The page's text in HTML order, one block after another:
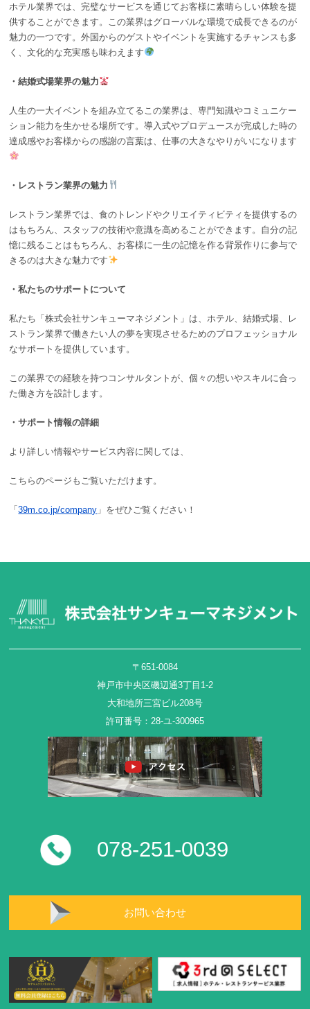
ホテル業界では、完璧なサービスを通じてお客様に素晴らしい体験を提
供することができます。この業界はグローバルな環境で成長できるのが
魅力の一つです。外国からのゲストやイベントを実施するチャンスも多
く、文化的な充実感も味わえます
・結婚式場業界の魅力
人生の一大イベントを組み立てるこの業界は、専門知識やコミュニケー
ション能力を生かせる場所です。導入式やプロデュースが完成した時の
達成感やお客様からの感謝の言葉は、仕事の大きなやりがいになります
・レストラン業界の魅力
レストラン業界では、食のトレンドやクリエイティビティを提供するの
はもちろん、スタッフの技術や意識を高めることができます。自分の記
憶に残ることはもちろん、お客様に一生の記憶を作る背景作りに参与で
きるのは大きな魅力です
・私たちのサポートについて
私たち「株式会社サンキューマネジメント」は、ホテル、結婚式場、レ
ストラン業界で働きたい人の夢を実現させるためのプロフェッショナル
なサポートを提供しています。
この業界での経験を持つコンサルタントが、個々の想いやスキルに合っ
た働き方を設計します。
・サポート情報の詳細
より詳しい情報やサービス内容に関しては、
こちらのページもご覧いただけます。
「39m.co.jp/company 」をぜひご覧ください！
〒651-0084
神戸市中央区磯辺通3丁目1-2
大和地所三宮ビル208号
許可番号：28-ユ-300965
078-251-0039
お問い合わせ